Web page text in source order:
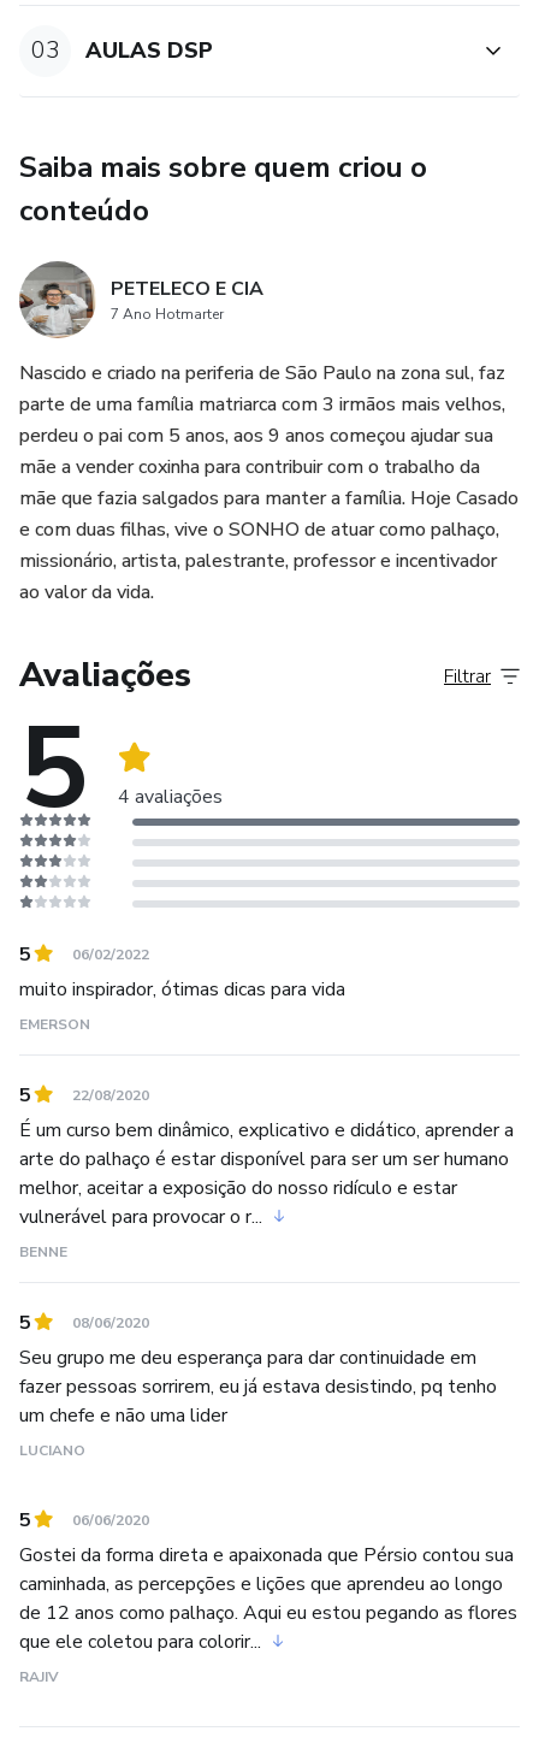
transformarão o seu olhar, tornando o seu olhar mais
humano entre as relações.
A experiência, a repetição e o treino constantes são
O DSP é para DESBLOQUEAR VOCÊ!
03 AULAS DSP
Saiba mais sobre quem criou o
conteúdo
PETELECO E CIA
7 Ano Hotmarter
Nascido e criado na periferia de São Paulo na zona sul, faz
parte de uma família matriarca com 3 irmãos mais velhos,
perdeu o pai com 5 anos, aos 9 anos começou ajudar sua
mãe a vender coxinha para contribuir com o trabalho da
mãe que fazia salgados para manter a família. Hoje Casado
e com duas filhas, vive o SONHO de atuar como palhaço,
missionário, artista, palestrante, professor e incentivador
ao valor da vida.
Avaliações
5 4 avaliações
Filtrar
5 06/02/2022
muito inspirador, ótimas dicas para vida
EMERSON
5 22/08/2020
É um curso bem dinâmico, explicativo e didático, aprender a
arte do palhaço é estar disponível para ser um ser humano
melhor, aceitar a exposição do nosso ridículo e estar
vulnerável para provocar o r...
BENNE
5 08/06/2020
Seu grupo me deu esperança para dar continuidade em
fazer pessoas sorrirem, eu já estava desistindo, pq tenho
um chefe e não uma lider
LUCIANO
5 06/06/2020
Gostei da forma direta e apaixonada que Pérsio contou sua
caminhada, as percepções e lições que aprendeu ao longo
de 12 anos como palhaço. Aqui eu estou pegando as flores
que ele coletou para colorir...
RAJIV